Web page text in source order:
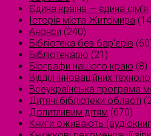
Єдина країна — єдина сім’я
Історія міста Житомира
Анонси (240)
Бібліотека без бар'єрів
Бібліотекарю (21)
Біографи нашого краю (8)
Відділ інноваційних
Всеукраїнська програма
Дитячі бібліотеки області
Допитливим дітям (670)
Книги оживають